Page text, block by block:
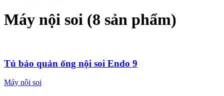
Máy nội soi (8 sản phẩm)
Tủ bảo quản ống nội soi Endo 9
Máy nội soi